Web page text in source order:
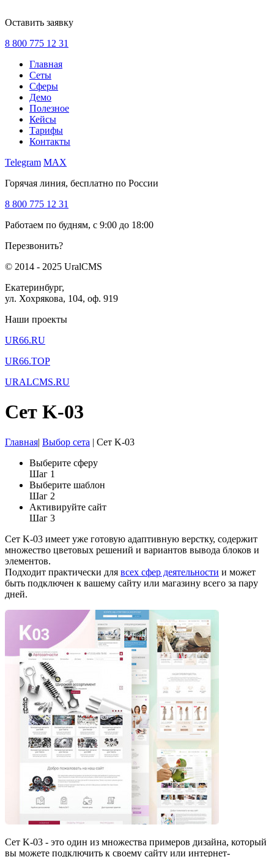
Оставить заявку
8 800 775 12 31
Главная
Сеты
Сферы
Демо
Полезное
Кейсы
Тарифы
Контакты
Telegram MAX
Горячая линия, бесплатно по России
8 800 775 12 31
Работаем по будням, с 9:00 до 18:00
Перезвонить?
© 2014 - 2025 UralCMS
Екатеринбург,
ул. Хохрякова, 104, оф. 919
Наши проекты
UR66.RU
UR66.TOP
URALCMS.RU
Сет K-03
Главная| Выбор сета | Сет K-03
Выберите сферу
Шаг 1
Выберите шаблон
Шаг 2
Активируйте сайт
Шаг 3
Сет K-03 имеет уже готовую адаптивную верстку, содержит
множество цветовых решений и вариантов вывода блоков и
элементов.
Подходит практически для всех сфер деятельности и может
быть подключен к вашему сайту или магазину всего за пару
дней.
Сет K-03 - это один из множества примеров дизайна, который
вы можете подключить к своему сайту или интернет-